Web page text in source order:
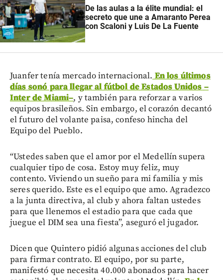
De las aulas a la élite mundial: el
secreto que une a Amaranto Perea
con Scaloni y Luis De La Fuente
Juanfer tenía mercado internacional.En los últimos
días sonó para llegar al fútbol de Estados Unidos–
Inter de Miami–, y también para reforzar a varios
equipos brasileños. Sin embargo, el corazón decantó
el futuro del volante paisa, confeso hincha del
Equipo del Pueblo.
“Ustedes saben que el amor por el Medellín supera
cualquier tipo de cosa. Estoy muy feliz, muy
contento. Viviendo un sueño para mi familia y mis
seres querido. Este es el equipo que amo. Agradezco
a la junta directiva, al club y ahora faltan ustedes
para que llenemos el estadio para que cada que
juegue el DIM sea una fiesta”, aseguró el jugador.
Dicen que Quintero pidió algunas acciones del club
para firmar contrato. El equipo, por su parte,
manifestó que necesita 40.000 abonados para hacer